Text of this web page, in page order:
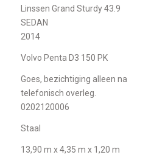
Linssen Grand Sturdy 43.9
SEDAN
2014
Volvo Penta D3 150 PK
Goes, bezichtiging alleen na
telefonisch overleg.
0202120006
Staal
13,90 m x 4,35 m x 1,20 m